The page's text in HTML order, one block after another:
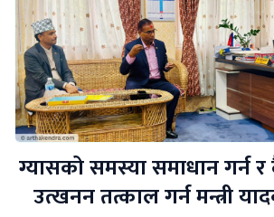
ग्यासको समस्या समाधान गर्न
उत्खनन तत्काल गर्न मन्त्री